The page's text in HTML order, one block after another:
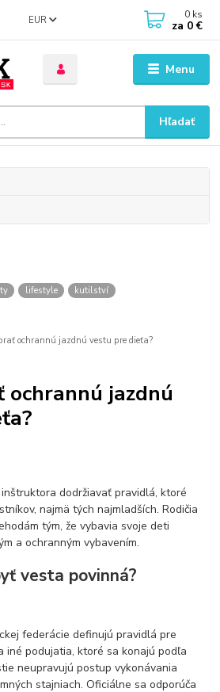
Menu
EUR
Hľadať
0 ks
za 0 €
lifestyle kutilství
ochrannú jazdnú vestu pre dieťa?
ochrannú jazdnú
dodržiavať pravidlá, ktoré
najmä tých najmladších. Rodičia
tým, že vybavia svoje deti
a ochranným vybavením.
vesta povinná?
federácie definujú pravidlá pre
iné podujatia, ktoré sa konajú podľa
neupravujú postup vykonávania
stajniach. Oficiálne sa odporúča